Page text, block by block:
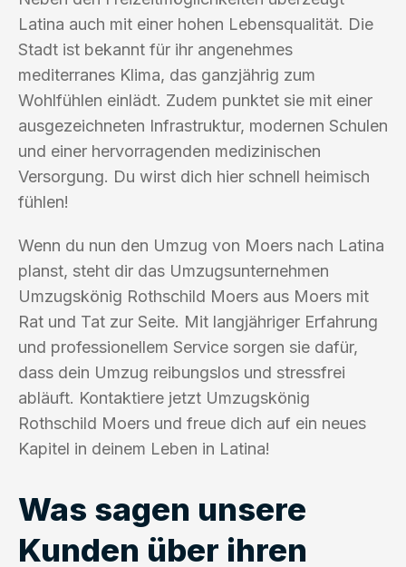
Latina auch mit einer hohen Lebensqualität. Die
Stadt ist bekannt für ihr angenehmes
mediterranes Klima, das ganzjährig zum
Wohlfühlen einlädt. Zudem punktet sie mit einer
ausgezeichneten Infrastruktur, modernen Schulen
und einer hervorragenden medizinischen
Versorgung. Du wirst dich hier schnell heimisch
fühlen!
Wenn du nun den Umzug von Moers nach Latina
planst, steht dir das Umzugsunternehmen
Umzugskönig Rothschild Moers aus Moers mit
Rat und Tat zur Seite. Mit langjähriger Erfahrung
und professionellem Service sorgen sie dafür,
dass dein Umzug reibungslos und stressfrei
abläuft. Kontaktiere jetzt Umzugskönig
Rothschild Moers und freue dich auf ein neues
Kapitel in deinem Leben in Latina!
Was sagen unsere
Kunden über ihren